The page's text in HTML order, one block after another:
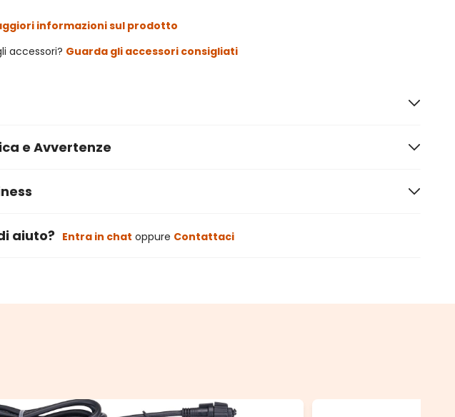
informazioni sul prodotto
accessori? Guarda gli accessori consigliati
e Avvertenze
aiuto? Entra in chat oppure Contattaci